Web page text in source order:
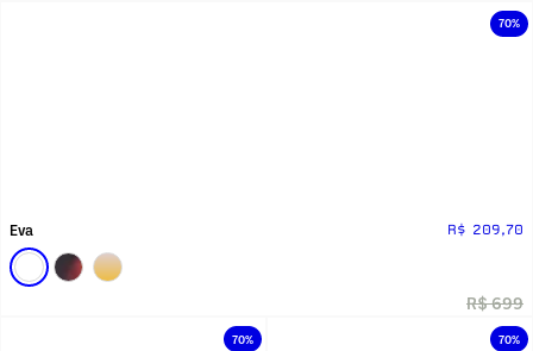
70%
Eva R$ 209,70
R$ 699
70% 70%